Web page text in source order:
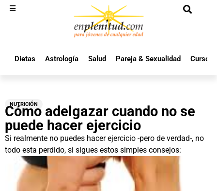
Dietas Astrología Salud Pareja & Sexualidad Cursos
NUTRICIÓN
Cómo adelgazar cuando no se
puede hacer ejercicio
Si realmente no puedes hacer ejercicio -pero de verdad-, no
todo esta perdido, si sigues estos simples consejos: